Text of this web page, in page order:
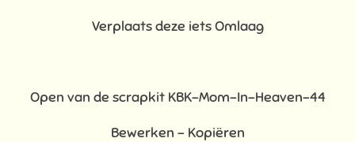
Verplaats deze iets Omlaag
Open van de scrapkit KBK-Mom-In-Heaven-44
Bewerken – Kopiëren